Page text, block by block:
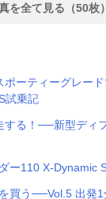
を全て見る（50枚）
ポーティーグレー
試乗記
する！──新型ディ
ー110 X-Dynamic
買う──Vol.5 出発